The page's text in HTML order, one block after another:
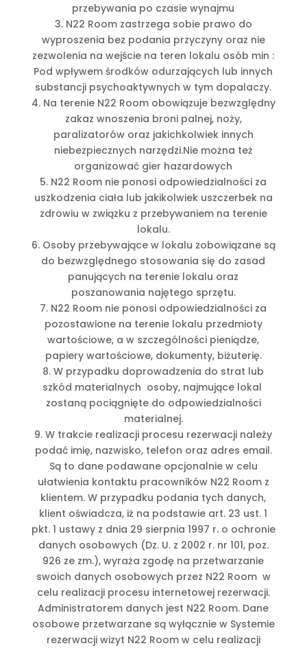
przebywania po czasie wynajmu
3. N22 Room zastrzega sobie prawo do
wyproszenia bez podania przyczyny oraz nie
zezwolenia na wejście na teren lokalu osób min :
Pod wpływem środków odurzających lub innych
substancji psychoaktywnych w tym dopalaczy.
4. Na terenie N22 Room obowiązuje bezwzględny
zakaz wnoszenia broni palnej, noży,
paralizatorów oraz jakichkolwiek innych
niebezpiecznych narzędzi.Nie można też
organizować gier hazardowych
5. N22 Room nie ponosi odpowiedzialności za
uszkodzenia ciała lub jakikolwiek uszczerbek na
zdrowiu w związku z przebywaniem na terenie
lokalu.
6. Osoby przebywające w lokalu zobowiązane są
do bezwzględnego stosowania się do zasad
panujących na terenie lokalu oraz
poszanowania najętego sprzętu.
7. N22 Room nie ponosi odpowiedzialności za
pozostawione na terenie lokalu przedmioty
wartościowe, a w szczególności pieniądze,
papiery wartościowe, dokumenty, biżuterię.
8. W przypadku doprowadzenia do strat lub
szkód materialnych osoby, najmujące lokal
zostaną pociągnięte do odpowiedzialności
materialnej.
9. W trakcie realizacji procesu rezerwacji należy
podać imię, nazwisko, telefon oraz adres email.
Są to dane podawane opcjonalnie w celu
ułatwienia kontaktu pracowników N22 Room z
klientem. W przypadku podania tych danych,
klient oświadcza, iż na podstawie art. 23 ust. 1
pkt. 1 ustawy z dnia 29 sierpnia 1997 r. o ochronie
danych osobowych (Dz. U. z 2002 r. nr 101, poz.
926 ze zm.), wyraża zgodę na przetwarzanie
swoich danych osobowych przez N22 Room w
celu realizacji procesu internetowej rezerwacji.
Administratorem danych jest N22 Room. Dane
osobowe przetwarzane są wyłącznie w Systemie
rezerwacji wizyt N22 Room w celu realizacji